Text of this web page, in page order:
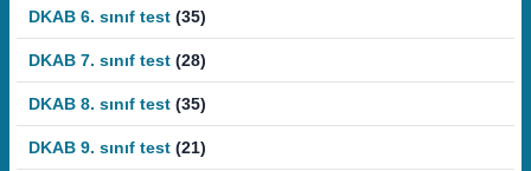
DKAB 6. sınıf test (35)
DKAB 7. sınıf test (28)
DKAB 8. sınıf test (35)
DKAB 9. sınıf test (21)